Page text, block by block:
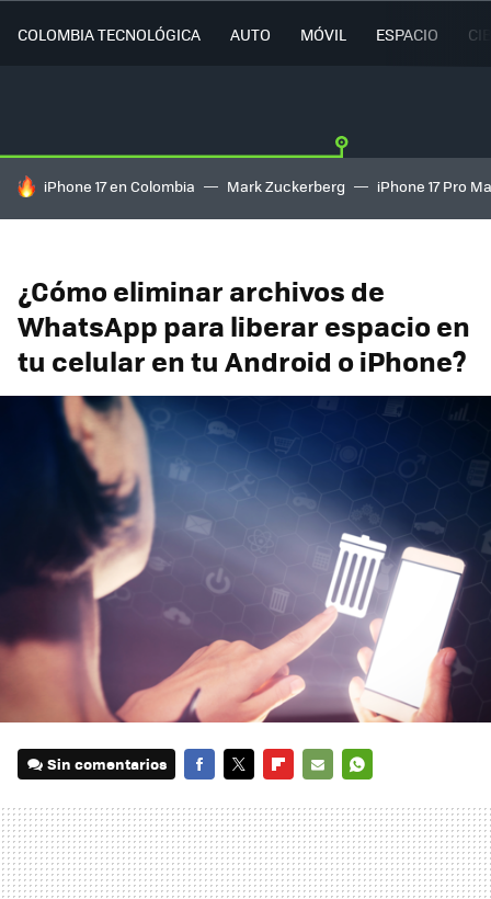
COLOMBIA TECNOLÓGICA AUTO MÓVIL ESPACIO
HOY SE HABLA DE
iPhone 17 en Colombia Mark Zuckerberg iPhone 17 Pro
¿Cómo eliminar archivos de
WhatsApp para liberar espacio en
tu celular en tu Android o iPhone?
Sin comentarios
MAIL